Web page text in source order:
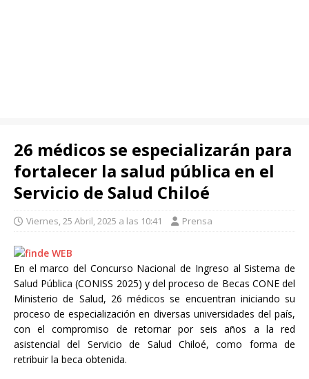
26 médicos se especializarán para
fortalecer la salud pública en el
Servicio de Salud Chiloé
Viernes, 25 Abril, 2025 a las 10:41 Prensa
En el marco del Concurso Nacional de Ingreso al Sistema de
Salud Pública (CONISS 2025) y del proceso de Becas CONE del
Ministerio de Salud, 26 médicos se encuentran iniciando su
proceso de especialización en diversas universidades del país,
con el compromiso de retornar por seis años a la red
asistencial del Servicio de Salud Chiloé, como forma de
retribuir la beca obtenida.